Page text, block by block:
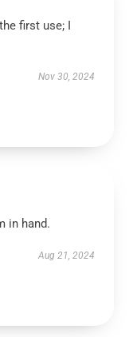
first use; I
Nov 30, 2024
in hand.
Aug 21, 2024